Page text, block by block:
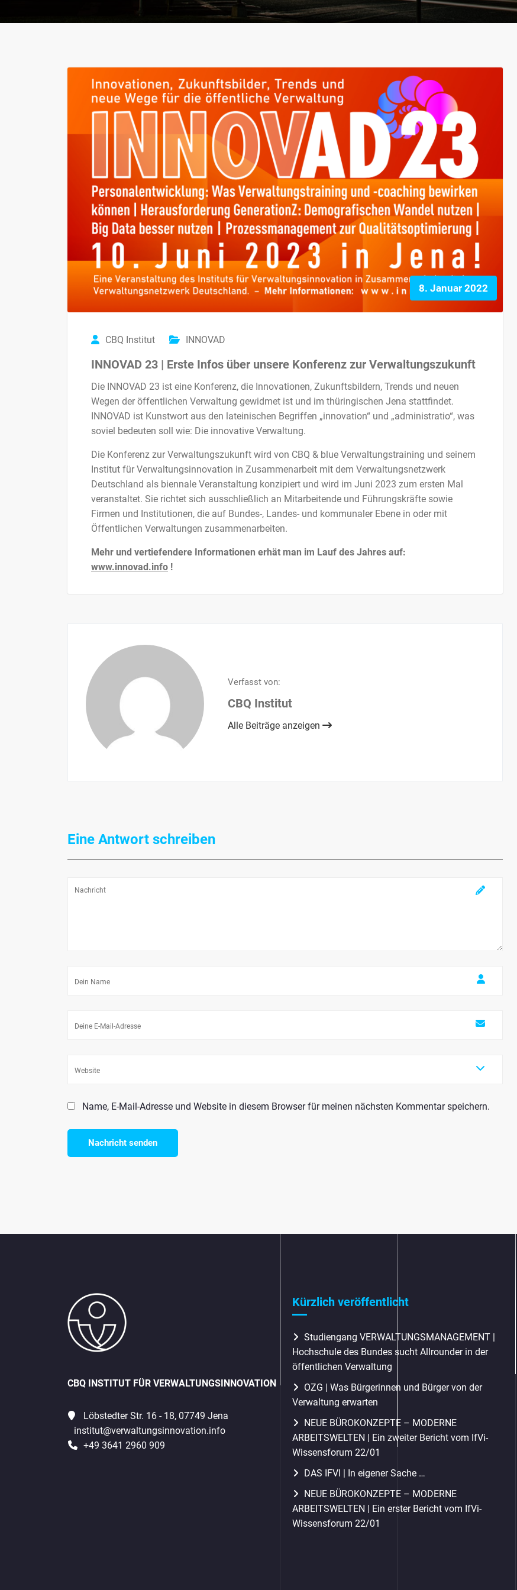
8. Januar 2022
CBQ Institut INNOVAD
INNOVAD 23 | Erste Infos über unsere Konferenz zur Verwaltungszukunft
Die INNOVAD 23 ist eine Konferenz, die Innovationen, Zukunftsbildern, Trends und neuen
Wegen der öffentlichen Verwaltung gewidmet ist und im thüringischen Jena stattfindet.
INNOVAD ist Kunstwort aus den lateinischen Begriffen „innovation“ und „administratio“, was
soviel bedeuten soll wie: Die innovative Verwaltung.
Die Konferenz zur Verwaltungszukunft wird von CBQ & blue Verwaltungstraining und seinem
Institut für Verwaltungsinnovation in Zusammenarbeit mit dem Verwaltungsnetzwerk
Deutschland als biennale Veranstaltung konzipiert und wird im Juni 2023 zum ersten Mal
veranstaltet. Sie richtet sich ausschließlich an Mitarbeitende und Führungskräfte sowie
Firmen und Institutionen, die auf Bundes-, Landes- und kommunaler Ebene in oder mit
Öffentlichen Verwaltungen zusammenarbeiten.
Mehr und vertiefendere Informationen erhät man im Lauf des Jahres auf:
www.innovad.info !
Verfasst von:
CBQ Institut
Alle Beiträge anzeigen
Eine Antwort schreiben
Name, E-Mail-Adresse und Website in diesem Browser für meinen nächsten Kommentar speichern.
CBQ INSTITUT FÜR VERWALTUNGSINNOVATION
Löbstedter Str. 16 - 18, 07749 Jena
institut@verwaltungsinnovation.info
+49 3641 2960 909
Kürzlich veröffentlicht
Studiengang VERWALTUNGSMANAGEMENT |
Hochschule des Bundes sucht Allrounder in der
öffentlichen Verwaltung
OZG | Was Bürgerinnen und Bürger von der
Verwaltung erwarten
NEUE BÜROKONZEPTE – MODERNE
ARBEITSWELTEN | Ein zweiter Bericht vom IfVi-
Wissensforum 22/01
DAS IFVI | In eigener Sache …
NEUE BÜROKONZEPTE – MODERNE
ARBEITSWELTEN | Ein erster Bericht vom IfVi-
Wissensforum 22/01